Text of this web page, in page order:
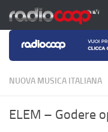
Salta al contenuto
NUOVA MUSICA ITALIANA
ELEM – Godere